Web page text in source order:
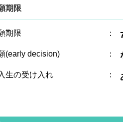
期限
期限 ：
(early decision) ：
生の受け入れ ：